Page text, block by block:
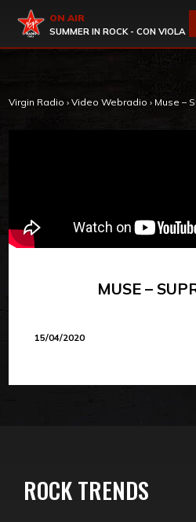
Virgin Radio
ON AIR
SUMMER IN ROCK - CON VIOLA
Virgin Radio › Video Webradio › Muse –
MUSE –
15/04/2020
ROCK TRENDS